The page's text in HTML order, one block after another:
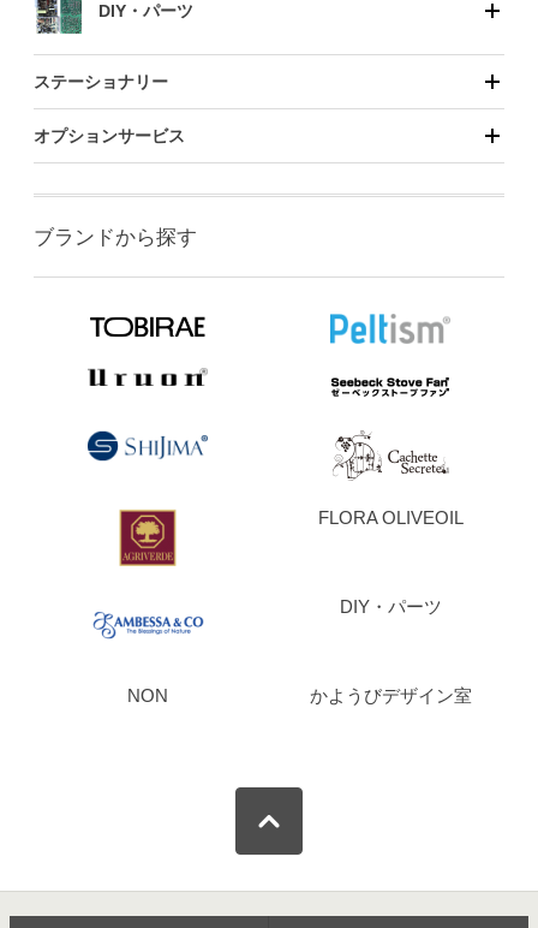
DIY・パーツ
ステーショナリー
オプションサービス
ブランドから探す
FLORA OLIVEOIL
DIY・パーツ
NON かようびデザイン室